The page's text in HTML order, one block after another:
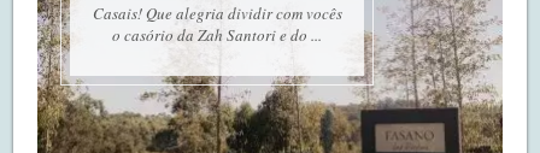
Casais! Que alegria dividir com vocês
o casório da Zah Santori e do ...